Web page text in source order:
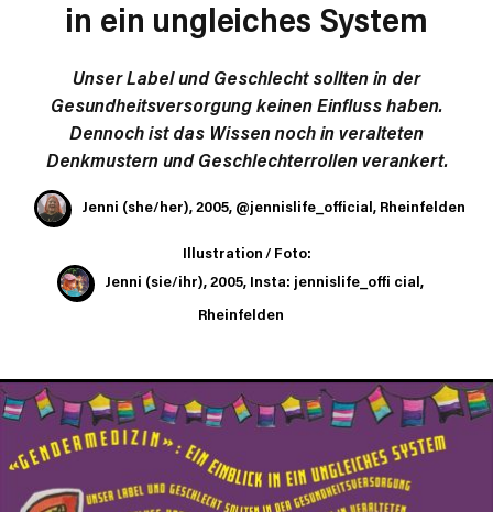
in ein ungleiches System
Unser Label und Geschlecht sollten in der
Gesundheitsversorgung keinen Einfluss haben.
Dennoch ist das Wissen noch in veralteten
Denkmustern und Geschlechterrollen verankert.
Jenni (she/her), 2005, @jennislife_official, Rheinfelden
Illustration / Foto:
Jenni (sie/ihr), 2005, Insta: jennislife_offi cial,
Rheinfelden